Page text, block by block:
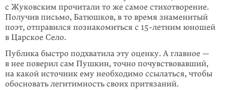
с Жуковским прочи­тали то же самое стихотворение.
Получив письмо, Батюшков, в то время знаме­нитый
поэт, отпра­вился познакомиться с 15-летним юношей
в Царское Село.
Пуб­лика быстро подхватила эту оценку. А главное —
в нее поверил сам Пуш­кин, точно почувствовавший,
на какой источник ему необходимо ссылаться, чтобы
обосновать легитимность своих притязаний.